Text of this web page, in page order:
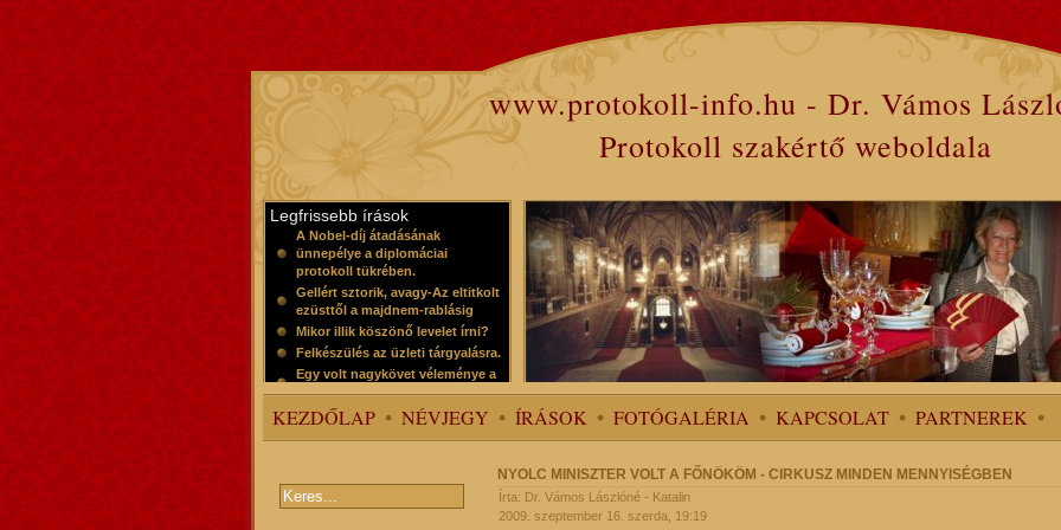
www.protokoll-info.hu - Dr. Vámos
Protokoll szakértő weboldala
Legfrissebb írások
A Nobel-díj átadásának
ünnepélye a diplomáciai
protokoll tükrében.
Gellért sztorik, avagy-Az eltitkolt
ezüsttől a majdnem-rablásig
Mikor illik köszönő levelet írni?
Felkészülés az üzleti tárgyalásra.
Egy volt nagykövet véleménye a
protokollról
KEZDŐLAP NÉVJEGY ÍRÁSOK FOTÓGALÉRIA KAPCSOLAT PARTNEREK
NYOLC MINISZTER VOLT A FŐNÖKÖM - CIRKUSZ MINDEN MENNYISÉGBEN
Írta: Dr. Vámos Lászlóné - Katalin
2009. szeptember 16. szerda, 19:19